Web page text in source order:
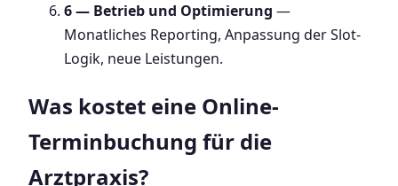
6 — Betrieb und Optimierung —
Monatliches Reporting, Anpassung der Slot-
Logik, neue Leistungen.
Was kostet eine Online-
Terminbuchung für die
Arztpraxis?